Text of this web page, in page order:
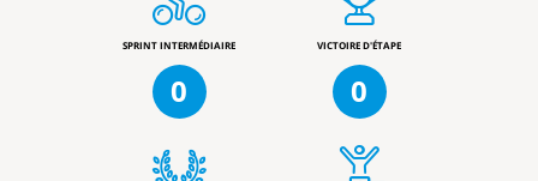
SPRINT INTERMÉDIAIRE
0
VICTOIRE D'ÉTAPE
0